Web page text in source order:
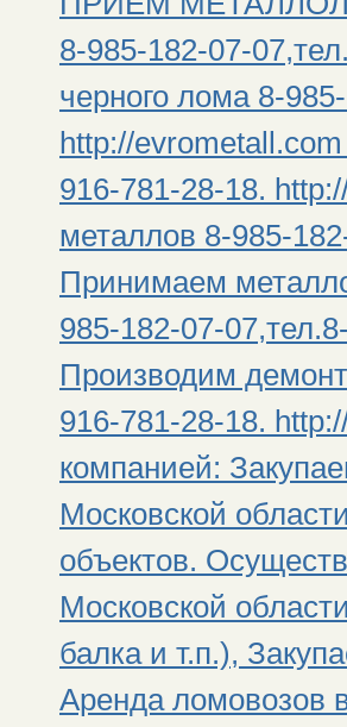
8-985-182-07-
черного лома 8-
http://
916-781-28-18.
металлов 8-985-
Принимаем
985-182-07-
Производим
916-781-28-18.
компанией:
Московской
объектов.
Московской
балка и т.п.),
Аренда ломовозов